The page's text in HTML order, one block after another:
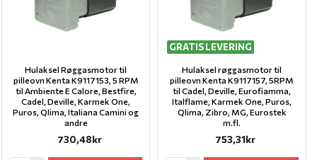
Hulaksel Røggasmotor til
pilleovn Kenta K9117153, 5 RPM
til Ambiente E Calore, Bestfire,
Cadel, Deville, Karmek One,
Puros, Qlima, Italiana Camini og
andre
730,48kr
GRATIS LEVERING
Hulaksel røggasmotor til
pilleovn Kenta K9117157, 5RPM
til Cadel, Deville, Eurofiamma,
Italflame, Karmek One, Puros,
Qlima, Zibro, MG, Eurostek
m.fl.
753,31kr